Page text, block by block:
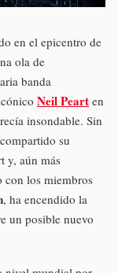
en el epicentro de
ola de
banda
Neil Peart en
insondable. Sin
su
y, aún más
con los miembros
, ha encendido la
un posible nuevo